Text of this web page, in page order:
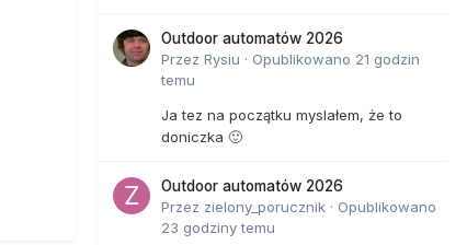
Outdoor automatów 2026
Przez Rysiu · Opublikowano 21 godzin
temu
Ja tez na początku myslałem, że to
doniczka 🙂
Outdoor automatów 2026
Przez zielony_porucznik · Opublikowano
23 godziny temu